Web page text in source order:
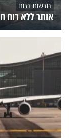
חדשות היום
אותר ללא רוח